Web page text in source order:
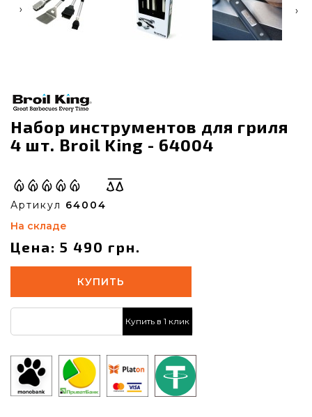
‹ ›
Набор инструментов для гриля
4 шт. Broil King - 64004
Артикул 64004
На складе
Цена: 5 490 грн.
КУПИТЬ
Купить в 1 клик